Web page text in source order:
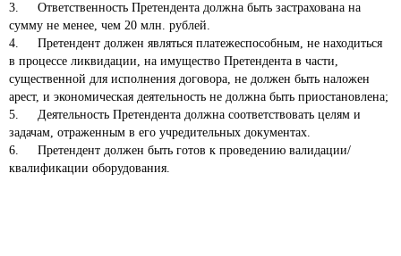
3.	Ответственность Претендента должна быть застрахована на
сумму не менее, чем 20 млн. рублей.
4.	Претендент должен являться платежеспособным, не находиться
в процессе ликвидации, на имущество Претендента в части,
существенной для исполнения договора, не должен быть наложен
арест, и экономическая деятельность не должна быть приостановлена;
5.	Деятельность Претендента должна соответствовать целям и
задачам, отраженным в его учредительных документах.
6.	Претендент должен быть готов к проведению валидации/
квалификации оборудования.